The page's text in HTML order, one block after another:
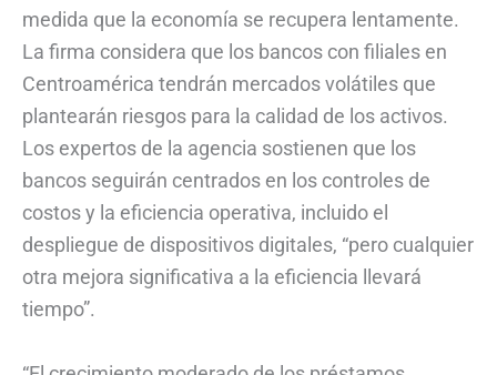
medida que la economía se recupera lentamente.
La firma considera que los bancos con filiales en
Centroamérica tendrán mercados volátiles que
plantearán riesgos para la calidad de los activos.
Los expertos de la agencia sostienen que los
bancos seguirán centrados en los controles de
costos y la eficiencia operativa, incluido el
despliegue de dispositivos digitales, “pero cualquier
otra mejora significativa a la eficiencia llevará
tiempo”.